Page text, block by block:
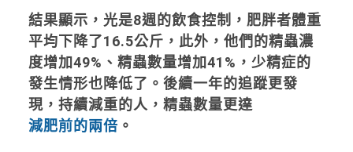
結果顯示，光是8週的飲食控制，肥胖者體重
平均下降了16.5公斤，此外，他們的精蟲濃
度增加49%、精蟲數量增加41%，少精症的
發生情形也降低了。後續一年的追蹤更發
現，持續減重的人，精蟲數量更達
減肥前的兩倍 。